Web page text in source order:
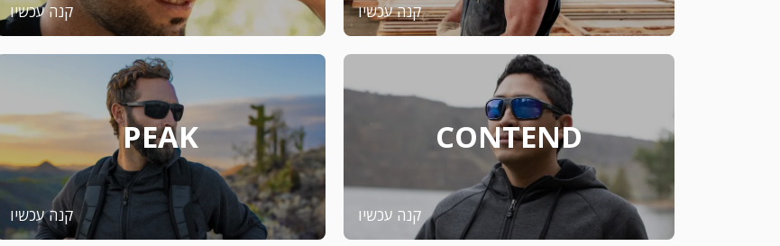
קנה עכשיו קנה עכשיו
CONTEND
קנה עכשיו
PEAK
קנה עכשיו